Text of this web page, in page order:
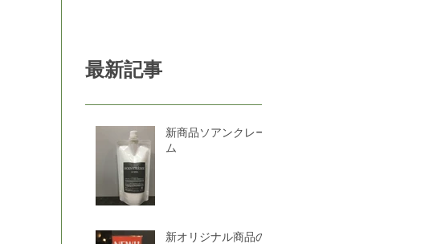
最新記事
新商品ソアンクレー
ム
新オリジナル商品の